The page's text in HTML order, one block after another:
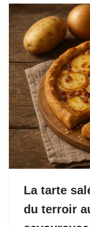
La tarte
du terroir